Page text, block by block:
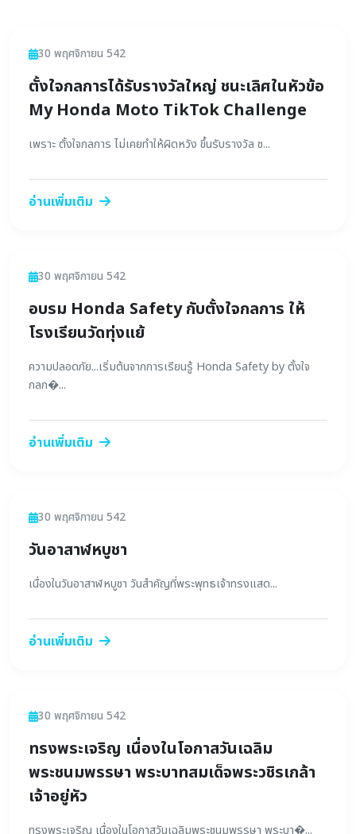
ข่าวสาร
30 พฤศจิกายน 542
ตั้งใจกลการได้รับรางวัลใหญ่ ชนะเลิศในหัวข้อ
My Honda Moto TikTok Challenge
เพราะ ตั้งใจกลการ ไม่เคยทำให้ผิดหวัง ขึ้นรับรางวัล ช...
อ่านเพิ่มเติม
ข่าวสาร
30 พฤศจิกายน 542
อบรม Honda Safety กับตั้งใจกลการ ให้
โรงเรียนวัดทุ่งแย้
ความปลอดภัย...เริ่มต้นจากการเรียนรู้ Honda Safety by ตั้งใจ
กลก�...
อ่านเพิ่มเติม
ข่าวสาร
30 พฤศจิกายน 542
วันอาสาฬหบูชา
เนื่องในวันอาสาฬหบูชา วันสำคัญที่พระพุทธเจ้าทรงแสด...
อ่านเพิ่มเติม
ข่าวสาร
30 พฤศจิกายน 542
ทรงพระเจริญ เนื่องในโอกาสวันเฉลิม
พระชนมพรรษา พระบาทสมเด็จพระวชิรเกล้า
เจ้าอยู่หัว
ทรงพระเจริญ เนื่องในโอกาสวันเฉลิมพระชนมพรรษา พระบา�...